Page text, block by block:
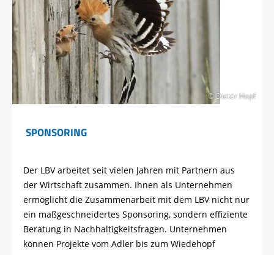
© Dieter Hopf
SPONSORING
Der LBV arbeitet seit vielen Jahren mit Partnern aus
der Wirtschaft zusammen. Ihnen als Unternehmen
ermöglicht die Zusammenarbeit mit dem LBV nicht nur
ein maßgeschneidertes Sponsoring, sondern effiziente
Beratung in Nachhaltigkeitsfragen. Unternehmen
können Projekte vom Adler bis zum Wiedehopf